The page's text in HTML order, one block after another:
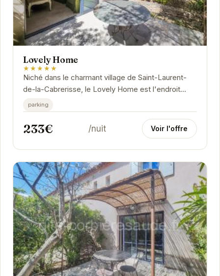
Lovely Home
★★★★★
Niché dans le charmant village de Saint-Laurent-
de-la-Cabrerisse, le Lovely Home est l'endroit
idéal pour se ressourcer et profiter du calme de
la...
parking
233€ /nuit Voir l'offre